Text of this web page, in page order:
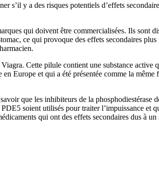
s’il y a des risques potentiels d’effets
qui doivent être commercialisées. Ils
ce qui provoque des effets secondaires
Cette pilule contient une substance
Europe et qui a été présentée comme la
que les inhibiteurs de la
soient utilisés pour traiter l’impuissance et
qui ont des effets secondaires dus à